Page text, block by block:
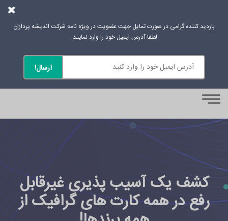
کشف یک آسیب پذیری غیرقابل
رفع در همه کارت های گرافیک از
بازدید کننده گرامی در صورت تمایل جهت عضویت در ویژه نامه شرکت اندیشه پردازان
لطفا آدرس ایمیل خود را وارد نمایید.